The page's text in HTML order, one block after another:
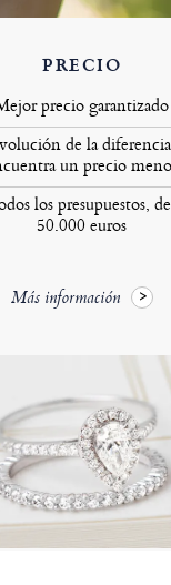
PRECIO
precio garantizado
de la
un precio
los presupuestos,
50.000 euros
Más información